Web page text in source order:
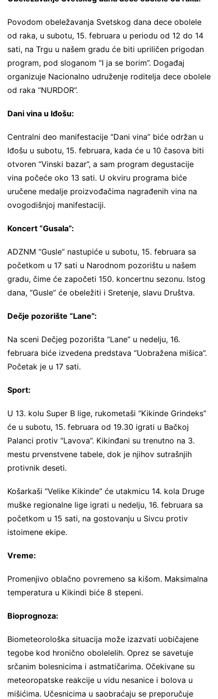
Povodom obeležavanja Svetskog dana dece obolele
od raka, u subotu, 15. februara u periodu od 12 do 14
sati, na Trgu u našem gradu će biti upriličen prigodan
program, pod sloganom “I ja se borim”. Događaj
organizuje Nacionalno udruženje roditelja dece obolele
od raka “NURDOR”.
Dani vina u Iđošu:
Centralni deo manifestacije “Dani vina” biće održan u
Iđošu u subotu, 15. februara, kada će u 10 časova biti
otvoren “Vinski bazar”, a sam program degustacije
vina počeće oko 13 sati. U okviru programa biće
uručene medalje proizvođačima nagrađenih vina na
ovogodišnjoj manifestaciji.
Koncert “Gusala”:
ADZNM “Gusle” nastupiće u subotu, 15. februara sa
početkom u 17 sati u Narodnom pozorištu u našem
gradu, čime će započeti 150. koncertnu sezonu. Istog
dana, “Gusle” će obeležiti i Sretenje, slavu Društva.
Dečje pozorište “Lane”:
Na sceni Dečjeg pozorišta “Lane” u nedelju, 16.
februara biće izvedena predstava “Uobražena mišica”.
Početak je u 17 sati.
Sport:
U 13. kolu Super B lige, rukometaši “Kikinde Grindeks”
će u subotu, 15. februara od 19.30 igrati u Bačkoj
Palanci protiv “Lavova”. Kikinđani su trenutno na 3.
mestu prvenstvene tabele, dok je njihov sutrašnjih
protivnik deseti.
Košarkaši “Velike Kikinde” će utakmicu 14. kola Druge
muške regionalne lige igrati u nedelju, 16. februara sa
početkom u 15 sati, na gostovanju u Sivcu protiv
istoimene ekipe.
Vreme:
Promenjivo oblačno povremeno sa kišom. Maksimalna
temperatura u Kikindi biće 8 stepeni.
Bioprognoza:
Biometeorološka situacija može izazvati uobičajene
tegobe kod hronično obolelelih. Oprez se savetuje
srčanim bolesnicima i astmatičarima. Očekivane su
meteoropatske reakcije u vidu nesanice i bolova u
mišićima. Učesnicima u saobraćaju se preporučuje